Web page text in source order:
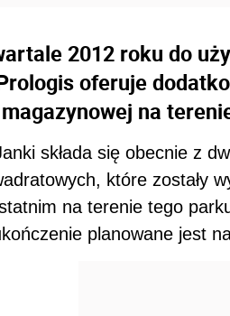
2012 roku do
oferuje
na
składa się obecnie z
które zostały
na terenie tego
planowane jest